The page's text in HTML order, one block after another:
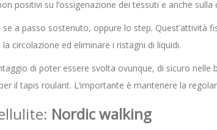
positivi su l’ossigenazione dei tessuti e anche sulla
a passo sostenuto, oppure lo step. Quest’attività
circolazione ed eliminare i ristagni di liquidi.
di poter essere svolta ovunque, di sicuro nelle
il tapis roulant. L’importante è mantenere la
Nordic walking